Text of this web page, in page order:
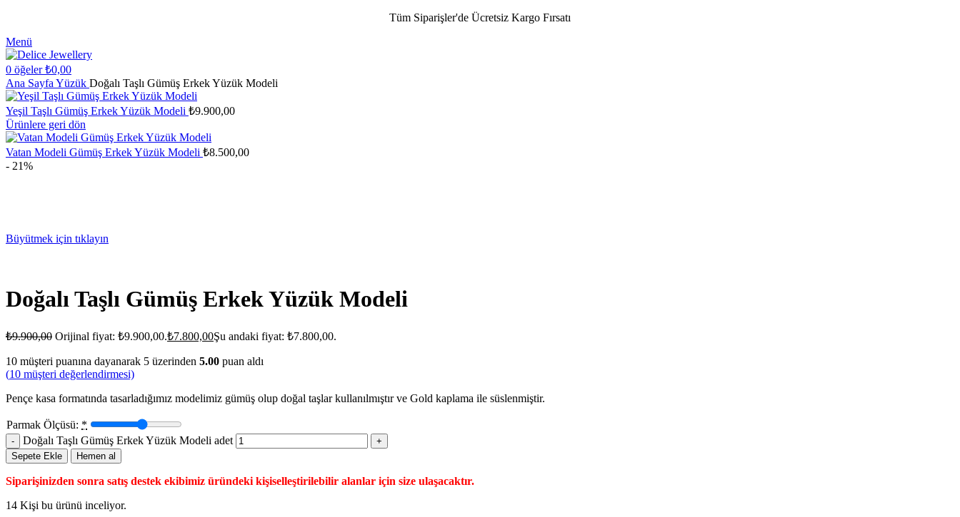
Tüm Siparişler'de Ücretsiz Kargo Fırsatı
Menü
0 öğeler ₺0,00
Ana Sayfa Yüzük Doğalı Taşlı Gümüş Erkek Yüzük Modeli
Yeşil Taşlı Gümüş Erkek Yüzük Modeli ₺9.900,00
Ürünlere geri dön
Vatan Modeli Gümüş Erkek Yüzük Modeli ₺8.500,00
- 21%
Büyütmek için tıklayın
Doğalı Taşlı Gümüş Erkek Yüzük Modeli
₺9.900,00 Orijinal fiyat: ₺9.900,00.₺7.800,00Şu andaki fiyat: ₺7.800,00.
10 müşteri puanına dayanarak 5 üzerinden 5.00 puan aldı
(10 müşteri değerlendirmesi)
Pençe kasa formatında tasarladığımız modelimiz gümüş olup doğal taşlar kullanılmıştır ve Gold kaplama ile süslenmiştir.
Parmak Ölçüsü: *
Doğalı Taşlı Gümüş Erkek Yüzük Modeli adet
Sepete Ekle Hemen al
Siparişinizden sonra satış destek ekibimiz üründeki kişiselleştirilebilir alanlar için size ulaşacaktır.
14 Kişi bu ürünü inceliyor.